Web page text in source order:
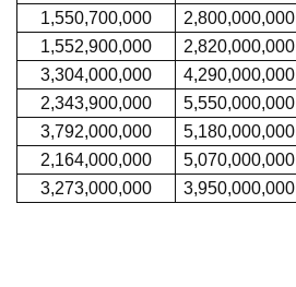
2,800,000,000
1,550,700,000
2,820,000,000
1,552,900,000
4,290,000,000
3,304,000,000
5,550,000,000
2,343,900,000
5,180,000,000
3,792,000,000
5,070,000,000
2,164,000,000
3,950,000,000
3,273,000,000